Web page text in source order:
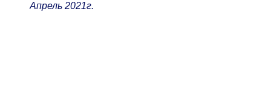
Апрель 2021г.